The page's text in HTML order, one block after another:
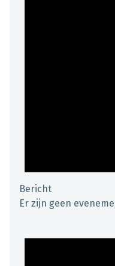
Bericht
Er zijn geen